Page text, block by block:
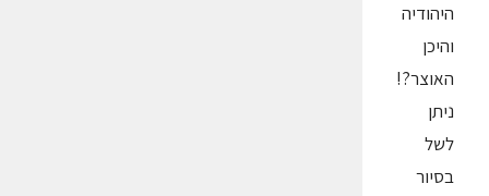
היהודיה
והיכן
האוצר?!
ניתן
לשל
בסיור